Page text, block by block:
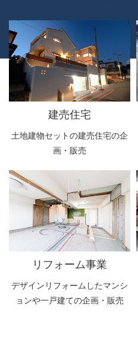
建売住宅
土地建物セットの建売住宅の企
画・販売
リフォーム事業
デザインリフォームしたマンシ
ョンや一戸建ての企画・販売